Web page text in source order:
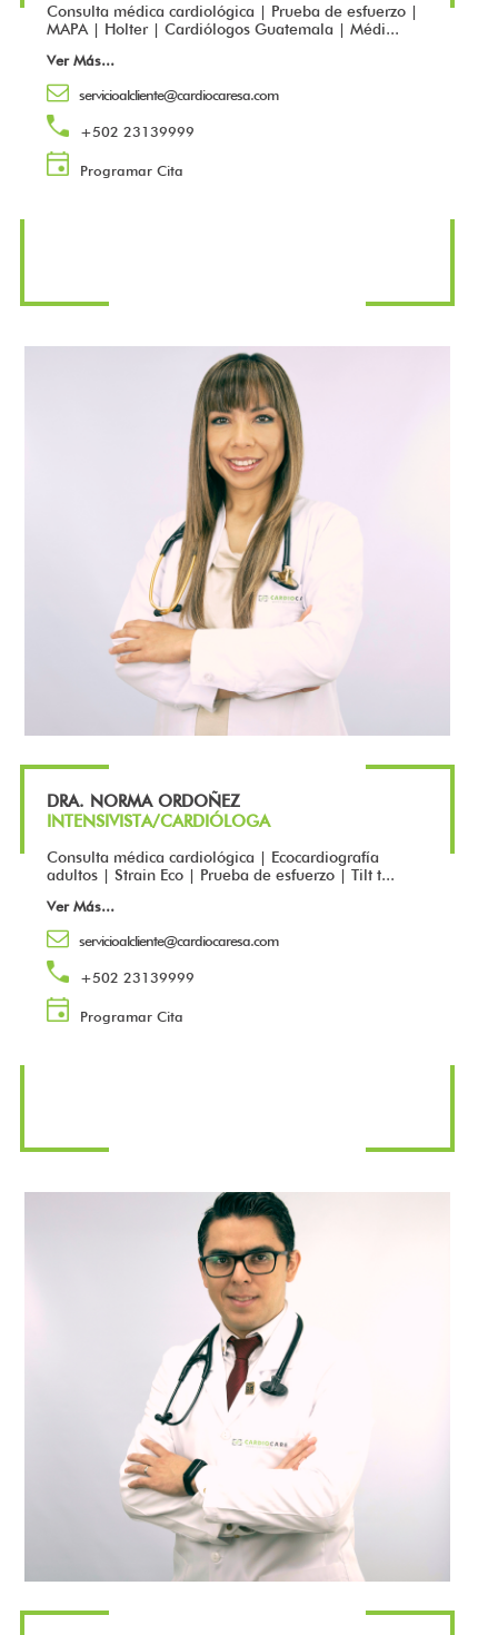
Consulta médica cardiológica | Prueba de esfuerzo |
MAPA | Holter | Cardiólogos Guatemala | Médi...
Ver Más...
servicioalcliente@cardiocaresa.com
+502 23139999
Programar Cita
DRA. NORMA ORDOÑEZ
INTENSIVISTA/CARDIÓLOGA
Consulta médica cardiológica | Ecocardiografía
adultos | Strain Eco | Prueba de esfuerzo | Tilt t...
Ver Más...
servicioalcliente@cardiocaresa.com
+502 23139999
Programar Cita